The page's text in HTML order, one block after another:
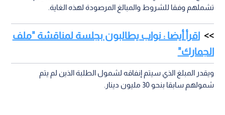
تشملهم وفقا للشروط والمبالغ المرصودة لهذه الغاية.
اقرأ أيضا : نواب يطالبون بجلسة لمناقشة "ملف
الجمارك"
ويقدر المبلغ الذي سيتم إنفاقه لشمول الطلبة الذين لم يتم
شمولهم سابقا بنحو 30 مليون دينار.